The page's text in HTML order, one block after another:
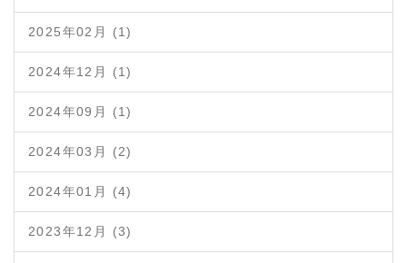
2025年02月 (1)
2024年12月 (1)
2024年09月 (1)
2024年03月 (2)
2024年01月 (4)
2023年12月 (3)